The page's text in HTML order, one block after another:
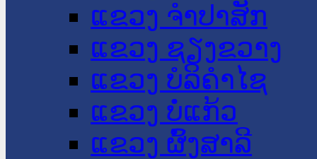
ແຂວງ ຈໍາປາສັກ
ແຂວງ ຊຽງຂວາງ
ແຂວງ ບໍລິຄໍາໄຊ
ແຂວງ ບໍ່ແກ້ວ
ແຂວງ ຜົ້ງສາລີ